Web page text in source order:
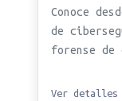
Conoce
de
forense
Ver